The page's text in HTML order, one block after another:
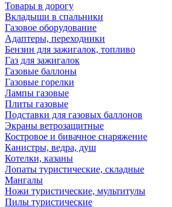
Товары в дорогу
Вкладыши в спальники
Газовое оборудование
Адаптеры, переходники
Бензин для зажигалок, топливо
Газ для зажигалок
Газовые баллоны
Газовые горелки
Лампы газовые
Плиты газовые
Подставки для газовых баллонов
Экраны ветрозащитные
Костровое и бивачное снаряжение
Канистры, ведра, душ
Котелки, казаны
Лопаты туристические, складные
Мангалы
Ножи туристические, мультитулы
Пилы туристические